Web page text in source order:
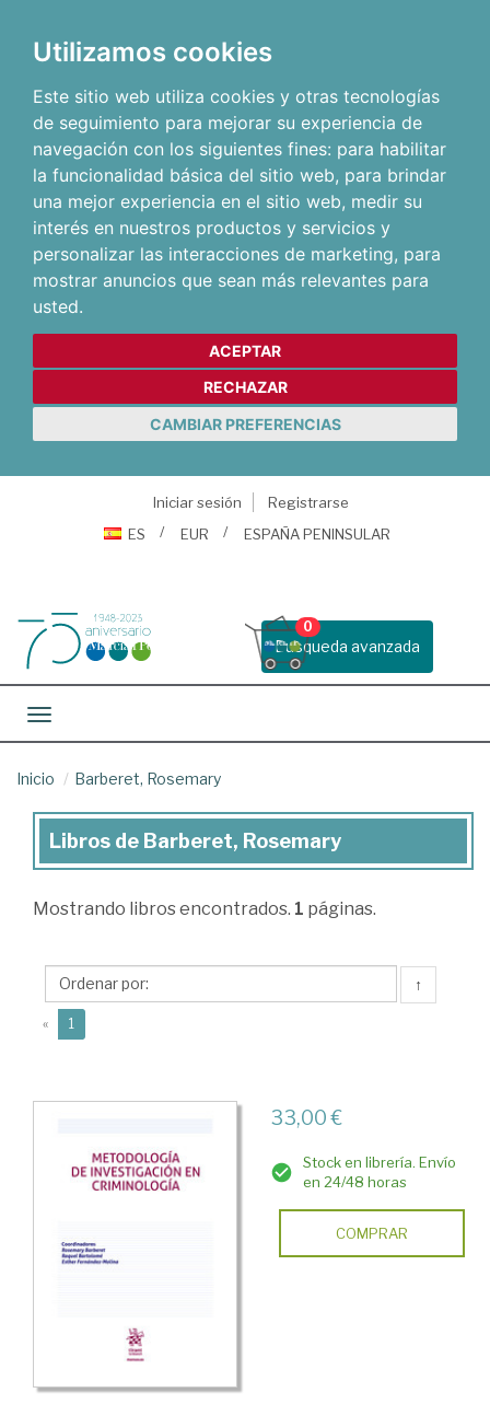
Utilizamos cookies
Este sitio web utiliza cookies y otras tecnologías
de seguimiento para mejorar su experiencia de
navegación con los siguientes fines: para habilitar
la funcionalidad básica del sitio web, para brindar
una mejor experiencia en el sitio web, medir su
interés en nuestros productos y servicios y
personalizar las interacciones de marketing, para
mostrar anuncios que sean más relevantes para
usted.
ACEPTAR
RECHAZAR
CAMBIAR PREFERENCIAS
Iniciar sesión
Registrarse
ES
EUR ESPAÑA PENINSULAR
Busqueda avanzada
0
Toggle navigation
Inicio Barberet, Rosemary
Libros
Barberet,
Libros de Barberet, Rosemary
Mostrando libros encontrados. 1 páginas.
↑
« 1
33,00 €
Stock en librería. Envío
en 24/48 horas
COMPRAR